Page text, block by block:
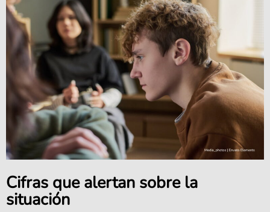
Cifras que alertan sobre la
situación